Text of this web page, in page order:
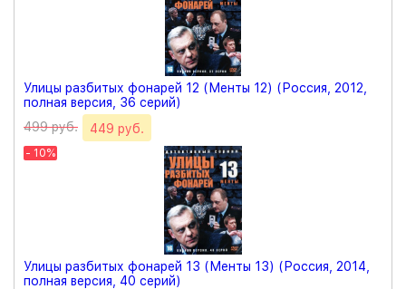
Улицы разбитых фонарей 12 (Менты 12) (Россия, 2012,
полная версия, 36 серий)
499 руб.
449 руб.
- 10%
Улицы разбитых фонарей 13 (Менты 13) (Россия, 2014,
полная версия, 40 серий)